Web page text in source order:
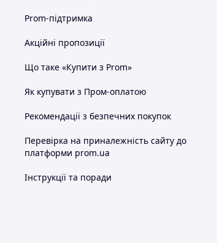
Prom-підтримка
Акційні пропозиції
Що таке «Купити з Prom»
Як купувати з Пром-оплатою
Рекомендації з безпечних покупок
Перевірка на приналежність сайту до
платформи prom.ua
Інструкції та поради